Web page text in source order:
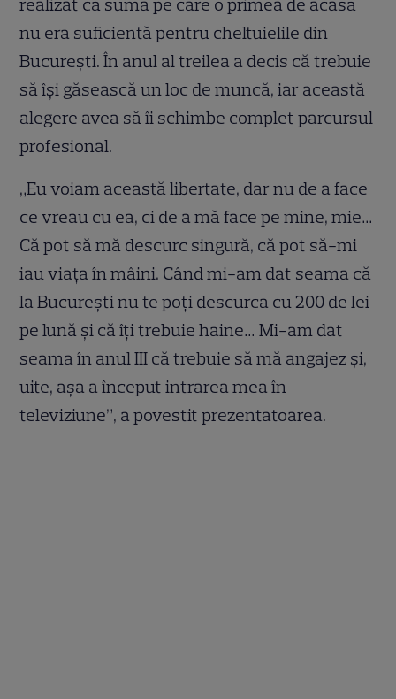
nu era suficientă pentru cheltuielile din
București. În anul al treilea a decis că trebuie
să își găsească un loc de muncă, iar această
alegere avea să îi schimbe complet parcursul
profesional.
„Eu voiam această libertate, dar nu de a face
ce vreau cu ea, ci de a mă face pe mine, mie…
Că pot să mă descurc singură, că pot să-mi
iau viața în mâini. Când mi-am dat seama că
la București nu te poți descurca cu 200 de lei
pe lună și că îți trebuie haine… Mi-am dat
seama în anul III că trebuie să mă angajez și,
uite, așa a început intrarea mea în
televiziune”, a povestit prezentatoarea.